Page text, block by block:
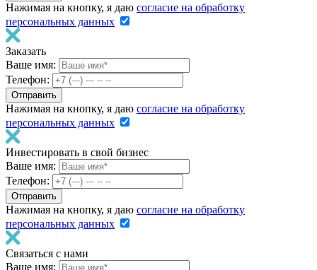
Нажимая на кнопку, я даю согласие на обработку
персональных данных
Заказать
Ваше имя:
Телефон:
Нажимая на кнопку, я даю согласие на обработку
персональных данных
Инвестировать в свой бизнес
Ваше имя:
Телефон:
Нажимая на кнопку, я даю согласие на обработку
персональных данных
Связаться с нами
Ваше имя: